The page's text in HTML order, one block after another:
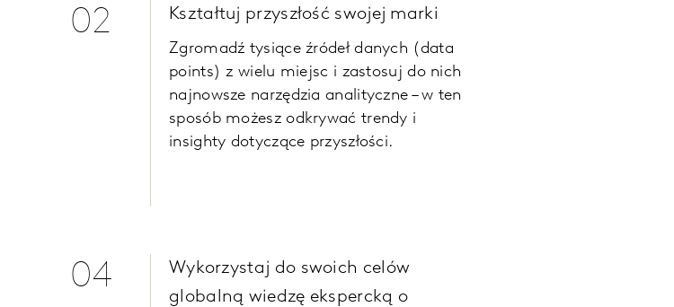
02 Kształtuj przyszłość swojej marki
Zgromadź tysiące źródeł danych (data
points) z wielu miejsc i zastosuj do nich
najnowsze narzędzia analityczne – w ten
sposób możesz odkrywać trendy i
insighty dotyczące przyszłości.
04
Wykorzystaj do swoich celów
globalną wiedzę ekspercką o